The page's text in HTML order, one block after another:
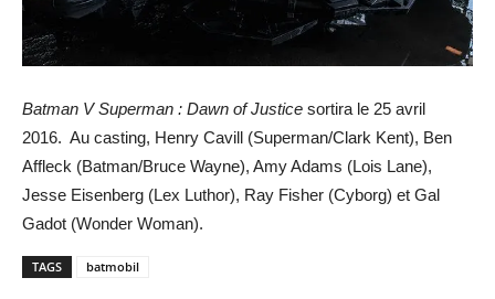
Batman V Superman : Dawn of Justice sortira le 25 avril
2016. Au casting, Henry Cavill (Superman/Clark Kent), Ben
Affleck (Batman/Bruce Wayne), Amy Adams (Lois Lane),
Jesse Eisenberg (Lex Luthor), Ray Fisher (Cyborg) et Gal
Gadot (Wonder Woman).
TAGS batmobil